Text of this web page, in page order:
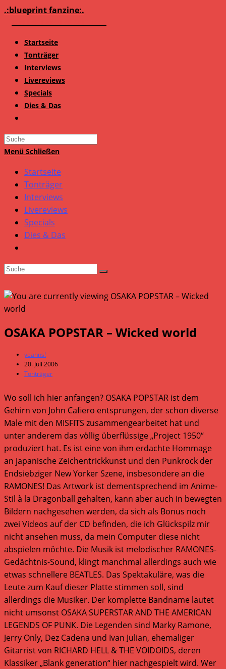
Zum
.:blueprint fanzine:.
Startseite
Tonträger
Interviews
Livereviews
Specials
Dies & Das
Search
this
Menü Schließen
Startseite
Tonträger
Interviews
Livereviews
Specials
Dies & Das
OSAKA POPSTAR – Wicked world
Beitrags-
Autor:
yeahns!
Beitrag
veröffentlicht:
20. Juli 2006
Beitrags-
Tonträger
Wo soll ich hier anfangen? OSAKA POPSTAR ist dem
Gehirn von John Cafiero entsprungen, der schon diverse
Male mit den MISFITS zusammengearbeitet hat und
unter anderem das völlig überflüssige „Project 1950“
produziert hat. Es ist eine von ihm erdachte Hommage
an japanische Zeichentrickkunst und den Punkrock der
Endsiebziger New Yorker Szene, insbesondere an die
RAMONES! Das Artwork ist dementsprechend im Anime-
Stil à la Dragonball gehalten, kann aber auch in bewegten
Bildern nachgesehen werden, da sich als Bonus noch
zwei Videos auf der CD befinden, die ich Glückspilz mir
nicht ansehen muss, da mein Computer diese nicht
abspielen möchte. Die Musik ist melodischer RAMONES-
Gedächtnis-Sound, klingt manchmal allerdings auch wie
etwas schnellere BEATLES. Das Spektakuläre, was die
Leute zum Kauf dieser Platte stimmen soll, sind
allerdings die Musiker. Der komplette Bandname lautet
nicht umsonst OSAKA SUPERSTAR AND THE AMERICAN
LEGENDS OF PUNK. Die Legenden sind Marky Ramone,
Jerry Only, Dez Cadena und Ivan Julian, ehemaliger
Gitarrist von RICHARD HELL & THE VOIDOIDS, deren
Klassiker „Blank generation“ hier nachgespielt wird. Wer